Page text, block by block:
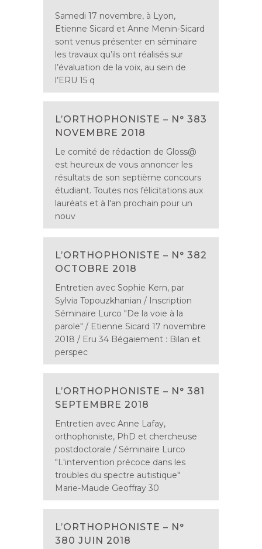
Samedi 17 novembre, à Lyon,
Etienne Sicard et Anne Menin-Sicard
sont venus présenter en séminaire
les travaux qu’ils ont réalisés sur
l’évaluation de la voix, au sein de
l’ERU 15 q
L’ORTHOPHONISTE – N° 383
NOVEMBRE 2018
Le comité de rédaction de Gloss@
est heureux de vous annoncer les
résultats de son septième concours
étudiant. Toutes nos félicitations aux
lauréats et à l'an prochain pour un
nouv
L’ORTHOPHONISTE – N° 382
OCTOBRE 2018
Entretien avec Sophie Kern, par
Sylvia Topouzkhanian / Inscription
Séminaire Lurco "De la voie à la
parole" / Etienne Sicard 17 novembre
2018 / Eru 34 Bégaiement : Bilan et
perspec
L’ORTHOPHONISTE – N° 381
SEPTEMBRE 2018
Entretien avec Anne Lafay,
orthophoniste, PhD et chercheuse
postdoctorale / Séminaire Lurco
"L'intervention précoce dans les
troubles du spectre autistique"
Marie-Maude Geoffray 30
L’ORTHOPHONISTE – N°
380 JUIN 2018